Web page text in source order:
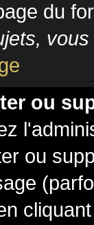
du
ou
ou